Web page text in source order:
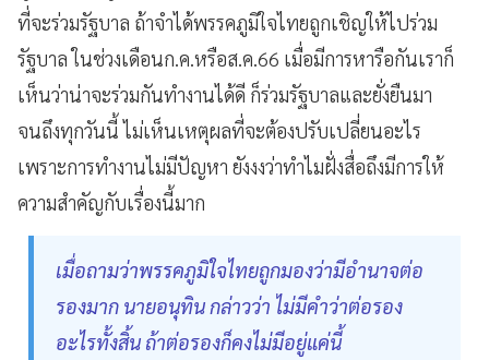
ที่จะร่วมรัฐบาล ถ้าจำได้พรรคภูมิใจไทยถูกเชิญให้ไปร่วม
รัฐบาล ในช่วงเดือนก.ค.หรือส.ค.66 เมื่อมีการหารือกันเราก็
เห็นว่าน่าจะร่วมกันทำงานได้ดี ก็ร่วมรัฐบาลและยั่งยืนมา
จนถึงทุกวันนี้ ไม่เห็นเหตุผลที่จะต้องปรับเปลี่ยนอะไร
เพราะการทำงานไม่มีปัญหา ยังงงว่าทำไมฝั่งสื่อถึงมีการให้
ความสำคัญกับเรื่องนี้มาก
เมื่อถามว่าพรรคภูมิใจไทยถูกมองว่ามีอำนาจต่อ
รองมาก นายอนุทิน กล่าวว่า ไม่มีคำว่าต่อรอง
อะไรทั้งสิ้น ถ้าต่อรองก็คงไม่มีอยู่แค่นี้